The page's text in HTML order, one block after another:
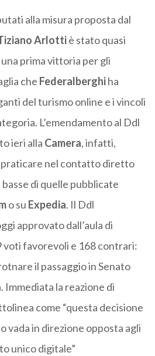
alla misura proposta dal
Arlottiè stato quasi
prima vittoria per gli
che Federalberghiha
del turismo online e i vincoli
L’emendamento al Ddl
ieri alla Camera, infatti,
nel contatto diretto
di quelle pubblicate
o su Expedia. Il Ddl
approvato dall’aula di
favorevoli e 168 contrari:
il passaggio in Senato
Immediata la reazione di
come “questa decisione
vada in direzione opposta agli
unico digitale”